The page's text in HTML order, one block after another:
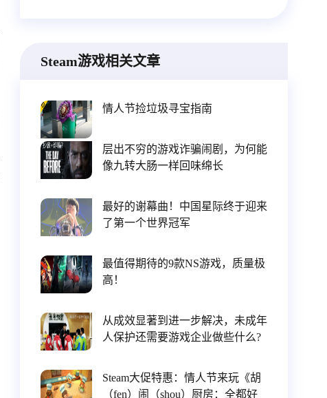
Steam游戏相关文章
情人节捡垃圾寻宝指南
层出不穷的游戏诈骗闹剧，为何能
像九转大肠一样回味绵长
最好的谢幕曲！中国星际终于迎来
了第一个世界冠军
最值得期待的9款NS游戏，质量极
高！
从成效显著到进一步解决，未成年
人保护还需要游戏企业做些什么?
Steam大促特惠：情人节来玩《胡
（fen）闹（shou）厨房：全都好